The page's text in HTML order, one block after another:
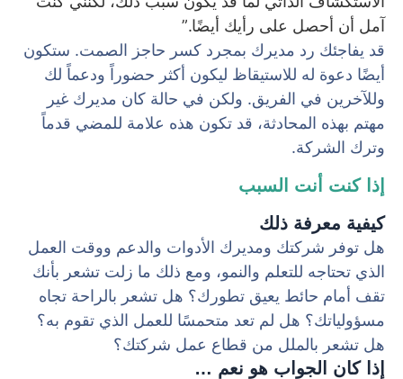
آمل أن أحصل على رأيك أيضًا.”
قد يفاجئك رد مديرك بمجرد كسر حاجز الصمت. ستكون
أيضًا دعوة له للاستيقاظ ليكون أكثر حضوراً ودعماً لك
وللآخرين في الفريق. ولكن في حالة كان مديرك غير
مهتم بهذه المحادثة، قد تكون هذه علامة للمضي قدماً
وترك الشركة.
إذا كنت أنت السبب
كيفية معرفة ذلك
هل توفر شركتك ومديرك الأدوات والدعم ووقت العمل
الذي تحتاجه للتعلم والنمو، ومع ذلك ما زلت تشعر بأنك
تقف أمام حائط يعيق تطورك؟ هل تشعر بالراحة تجاه
مسؤولياتك؟ هل لم تعد متحمسًا للعمل الذي تقوم به؟
هل تشعر بالملل من قطاع عمل شركتك؟
إذا كان الجواب هو نعم …